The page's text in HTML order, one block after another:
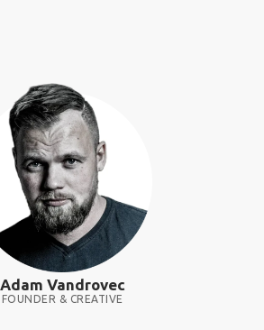
Adam Vandrovec
FOUNDER & CREATIVE